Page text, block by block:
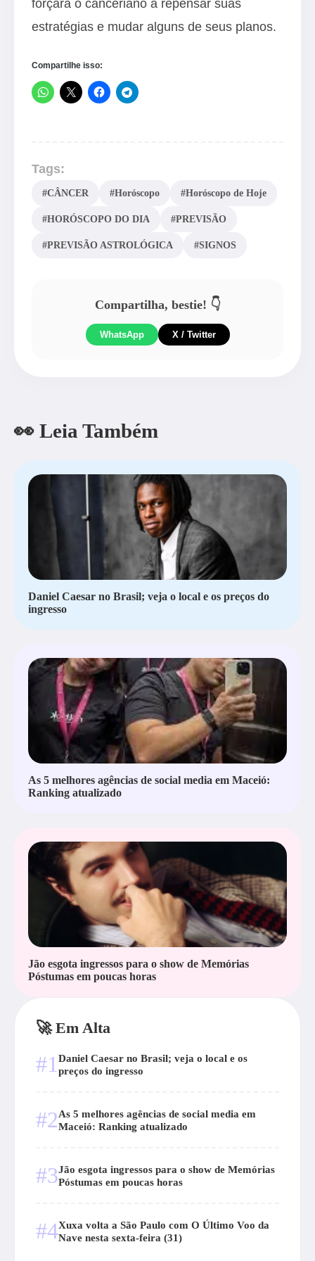
forçará o canceriano a repensar suas
estratégias e mudar alguns de seus planos.
Compartilhe isso:
Tags:
#CÂNCER #Horóscopo #Horóscopo de Hoje
#HORÓSCOPO DO DIA #PREVISÃO
#PREVISÃO ASTROLÓGICA #SIGNOS
Compartilha, bestie! 👇
WhatsApp X / Twitter
👀 Leia Também
Daniel Caesar no Brasil; veja o local e os preços do
ingresso
As 5 melhores agências de social media em Maceió:
Ranking atualizado
Jão esgota ingressos para o show de Memórias
Póstumas em poucas horas
🚀 Em Alta
#1 Daniel Caesar no Brasil; veja o local e os
preços do ingresso
#2As 5 melhores agências de social media em
Maceió: Ranking atualizado
#3Jão esgota ingressos para o show de Memórias
Póstumas em poucas horas
#4Xuxa volta a São Paulo com O Último Voo da
Nave nesta sexta-feira (31)